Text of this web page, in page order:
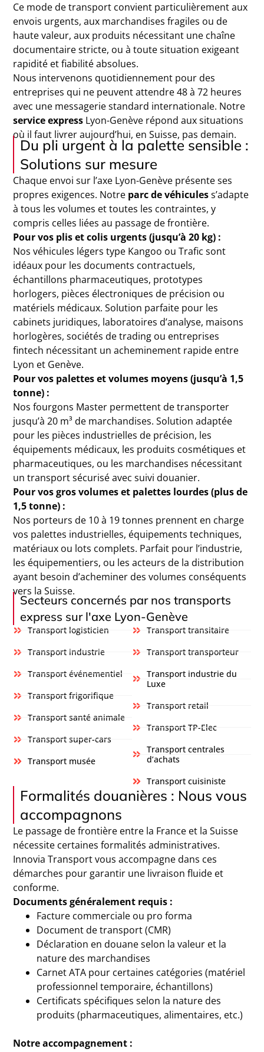
Ce mode de transport convient particulièrement aux
envois urgents, aux marchandises fragiles ou de
haute valeur, aux produits nécessitant une chaîne
documentaire stricte, ou à toute situation exigeant
rapidité et fiabilité absolues.
Nous intervenons quotidiennement pour des
entreprises qui ne peuvent attendre 48 à 72 heures
avec une messagerie standard internationale. Notre
service express Lyon-Genève répond aux situations
où il faut livrer aujourd’hui, en Suisse, pas demain.
Du pli urgent à la palette sensible :
Solutions sur mesure
Chaque envoi sur l’axe Lyon-Genève présente ses
propres exigences. Notre parc de véhiculess’adapte
à tous les volumes et toutes les contraintes, y
compris celles liées au passage de frontière.
Pour vos plis et colis urgents (jusqu’à 20 kg) :
Nos véhicules légers type Kangoo ou Trafic sont
idéaux pour les documents contractuels,
échantillons pharmaceutiques, prototypes
horlogers, pièces électroniques de précision ou
matériels médicaux. Solution parfaite pour les
cabinets juridiques, laboratoires d’analyse, maisons
horlogères, sociétés de trading ou entreprises
fintech nécessitant un acheminement rapide entre
Lyon et Genève.
Pour vos palettes et volumes moyens (jusqu’à 1,5
tonne) :
Nos fourgons Master permettent de transporter
jusqu’à 20 m³ de marchandises. Solution adaptée
pour les pièces industrielles de précision, les
équipements médicaux, les produits cosmétiques et
pharmaceutiques, ou les marchandises nécessitant
un transport sécurisé avec suivi douanier.
Pour vos gros volumes et palettes lourdes (plus de
1,5 tonne) :
Nos porteurs de 10 à 19 tonnes prennent en charge
vos palettes industrielles, équipements techniques,
matériaux ou lots complets. Parfait pour l’industrie,
les équipementiers, ou les acteurs de la distribution
ayant besoin d’acheminer des volumes conséquents
vers la Suisse.
Secteurs concernés par nos transports
express sur l'axe Lyon-Genève
Transport logisticien
Transport industrie
Transport événementiel
Transport frigorifique
Transport santé animale
Transport super-cars
Transport musée
Transport transitaire
Transport transporteur
Transport industrie du
Luxe
Transport retail
Transport TP-Elec
Transport centrales
d’achats
Transport cuisiniste
Formalités douanières : Nous vous
accompagnons
Le passage de frontière entre la France et la Suisse
nécessite certaines formalités administratives.
Innovia Transport vous accompagne dans ces
démarches pour garantir une livraison fluide et
conforme.
Documents généralement requis :
Facture commerciale ou pro forma
Document de transport (CMR)
Déclaration en douane selon la valeur et la
nature des marchandises
Carnet ATA pour certaines catégories (matériel
professionnel temporaire, échantillons)
Certificats spécifiques selon la nature des
produits (pharmaceutiques, alimentaires, etc.)
Notre accompagnement :